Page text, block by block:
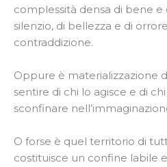
complessità densa di bene e
silenzio, di bellezza e di
contraddizione.
Oppure è materializzazione
sentire di chi lo agisce e di
sconfinare
O forse è quel territorio di
costituisce un confine labile